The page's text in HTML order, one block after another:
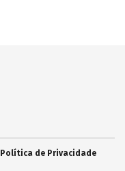
Política de Privacidade